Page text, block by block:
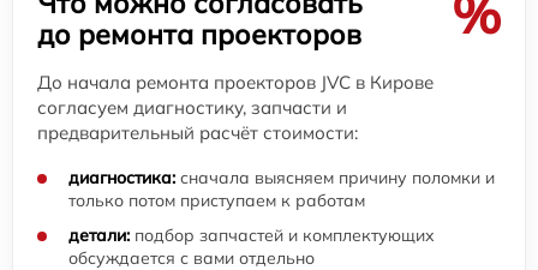
до ремонта проекторов
%
До начала ремонта проекторов JVC в Кирове
согласуем диагностику, запчасти и
предварительный расчёт стоимости:
диагностика: сначала выясняем причину поломки и
только потом приступаем к работам
детали: подбор запчастей и комплектующих
обсуждается с вами отдельно